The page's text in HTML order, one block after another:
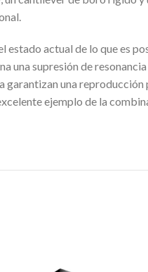
estado actual de lo que es
una supresión de
garantizan una
ejemplo de la